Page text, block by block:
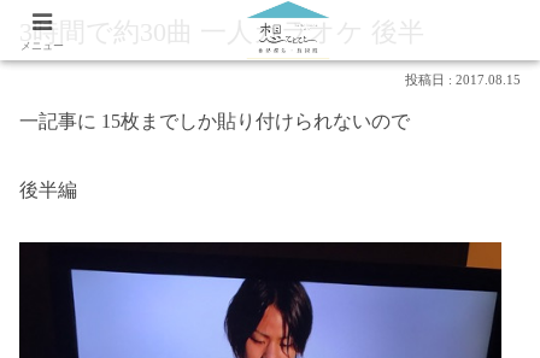
3時間で約30曲 一人カラオケ 後半
2017.08.15
一記事に 15枚までしか貼り付けられないので
後半編
メニュー